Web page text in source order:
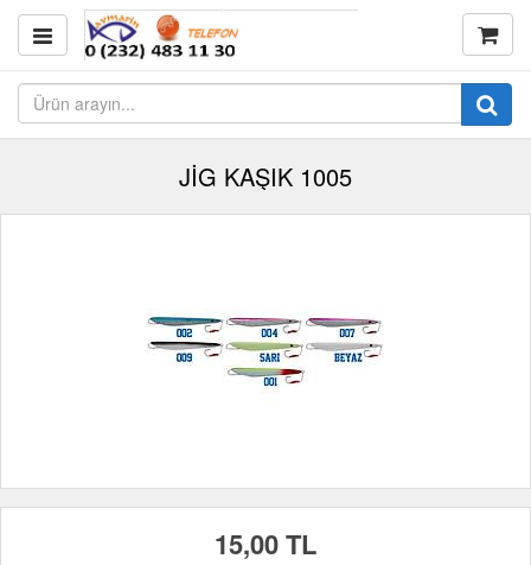
JİG KAŞIK 1005
15,00 TL